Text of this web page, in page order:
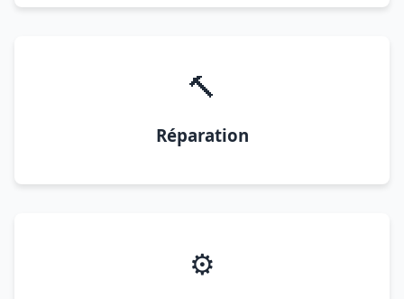
🔨
Réparation
⚙️